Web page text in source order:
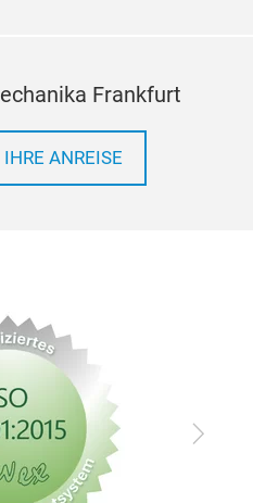
Frankfurt
ANREISE
Vor